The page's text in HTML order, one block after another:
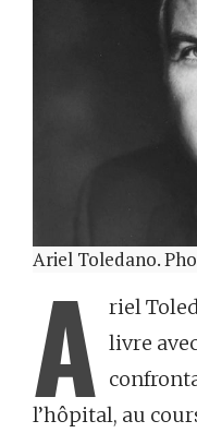
Ariel Toledano.
A riel
livre
l’hôpital, au